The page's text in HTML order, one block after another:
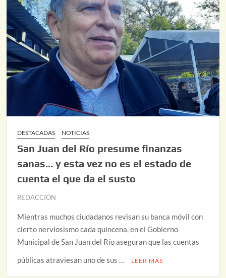
DESTACADAS NOTICIAS
San Juan del Río presume finanzas
sanas… y esta vez no es el estado de
cuenta el que da el susto
REDACCIÓN
Mientras muchos ciudadanos revisan su banca móvil con
cierto nerviosismo cada quincena, en el Gobierno
Municipal de San Juan del Río aseguran que las cuentas
públicas atraviesan uno de sus …
LEER MÁS